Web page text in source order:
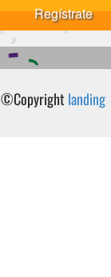
Regístrate
©Copyright landing